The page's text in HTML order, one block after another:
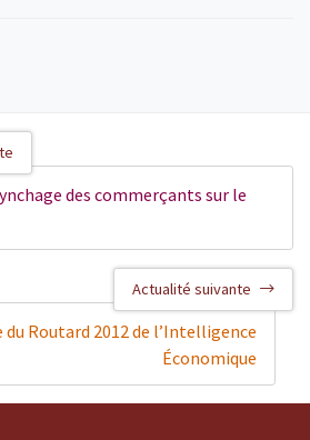
des commerçants sur le
Actualité suivante
du Routard 2012 de l’Intelligence
Économique